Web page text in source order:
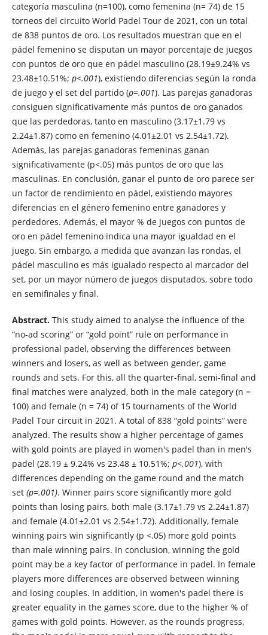
categoría masculina (n=100), como femenina (n= 74) de 15
torneos del circuito World Padel Tour de 2021, con un total
de 838 puntos de oro. Los resultados muestran que en el
pádel femenino se disputan un mayor porcentaje de juegos
con puntos de oro que en pádel masculino (28.19±9.24% vs
23.48±10.51%; p<.001), existiendo diferencias según la ronda
de juego y el set del partido (p=.001). Las parejas ganadoras
consiguen significativamente más puntos de oro ganados
que las perdedoras, tanto en masculino (3.17±1.79 vs
2.24±1.87) como en femenino (4.01±2.01 vs 2.54±1.72).
Además, las parejas ganadoras femeninas ganan
significativamente (p<.05) más puntos de oro que las
masculinas. En conclusión, ganar el punto de oro parece ser
un factor de rendimiento en pádel, existiendo mayores
diferencias en el género femenino entre ganadores y
perdedores. Además, el mayor % de juegos con puntos de
oro en pádel femenino indica una mayor igualdad en el
juego. Sin embargo, a medida que avanzan las rondas, el
pádel masculino es más igualado respecto al marcador del
set, por un mayor número de juegos disputados, sobre todo
en semifinales y final.
Abstract. This study aimed to analyse the influence of the
“no-ad scoring” or “gold point” rule on performance in
professional padel, observing the differences between
winners and losers, as well as between gender, game
rounds and sets. For this, all the quarter-final, semi-final and
final matches were analyzed, both in the male category (n =
100) and female (n = 74) of 15 tournaments of the World
Padel Tour circuit in 2021. A total of 838 “gold points” were
analyzed. The results show a higher percentage of games
with gold points are played in women's padel than in men's
padel (28.19 ± 9.24% vs 23.48 ± 10.51%; p<.001), with
differences depending on the game round and the match
set (p=.001). Winner pairs score significantly more gold
points than losing pairs, both male (3.17±1.79 vs 2.24±1.87)
and female (4.01±2.01 vs 2.54±1.72). Additionally, female
winning pairs win significantly (p <.05) more gold points
than male winning pairs. In conclusion, winning the gold
point may be a key factor of performance in padel. In female
players more differences are observed between winning
and losing couples. In addition, in women's padel there is
greater equality in the games score, due to the higher % of
games with gold points. However, as the rounds progress,